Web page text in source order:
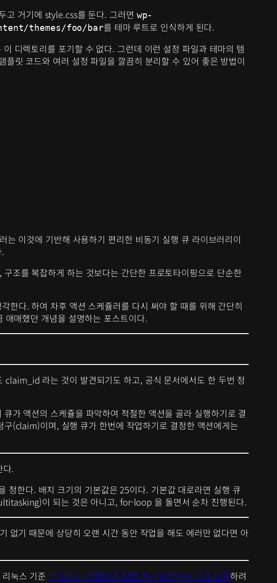
고 거기에 style.css를 둔다. 그러면 wp-
themes/foo/bar를 테마 루트로 인식하게 된다.
디렉토리를 포기할 수 없다. 그런데 이런 설정 파일과 테마의 템
릿 코드와 여러 설정 파일을 깔끔히 분리할 수 있어 좋은 방법이
이것에 기반해 사용하기 편리한 비동기 실행 큐 라이브러리이
조를 복잡하게 하는 것보다는 간단한 프로토타이핑으로 단순한
한다. 하여 차후 액션 스케쥴러를 다시 써야 할 때를 위해 간단히
매했던 개념을 설명하는 포스트이다.
라는 것이 발견되기도 하고, 공식 문서에서도 한 두번 정
가 액션의 스케쥴을 파악하여 적절한 액션을 골라 실행하기로 결
(claim)이며, 실행 큐가 한번에 작업하기로 결정한 액션에게는
다.
한다. 배치 크기의 기본값은 25이다. 기본값 대로라면 실행 큐
이 되는 것은 아니고, for-loop 을 돌면서 순차 진행된다.
없기 때문에 상당히 오랜 시간 동안 작업을 해도 에러만 없다면 아
눅스 기준 매 분마다 정확하게 실행 큐가 동작하는 것을 보장하려